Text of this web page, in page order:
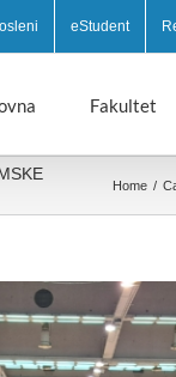
eStudent
Fakultet
Home /